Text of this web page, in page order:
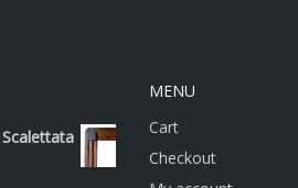
MENU
Cart
Checkout